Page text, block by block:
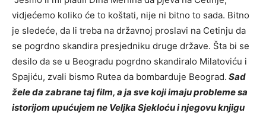
vidjećemo koliko će to koštati, nije ni bitno to sada. Bitno
je sledeće, da li treba na državnoj proslavi na Cetinju da
se pogrdno skandira presjedniku druge države. Šta bi se
desilo da se u Beogradu pogrdno skandiralo Milatoviću i
Spajiću, zvali bismo Rutea da bombarduje Beograd. Sad
žele da zabrane taj film, a ja sve koji imaju probleme sa
istorijom upućujem ne Veljka Sjekloću i njegovu knjigu